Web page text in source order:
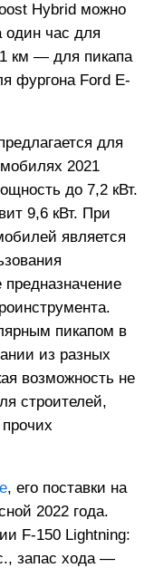
Hybrid можно
один час для
км — для пикапа
фургона Ford E-
для
2021
до 7,2 кВт.
9,6 кВт. При
является
предназначение
пикапом в
из разных
возможность не
строителей,
, его поставки на
2022 года.
F-150 Lightning:
запас хода —